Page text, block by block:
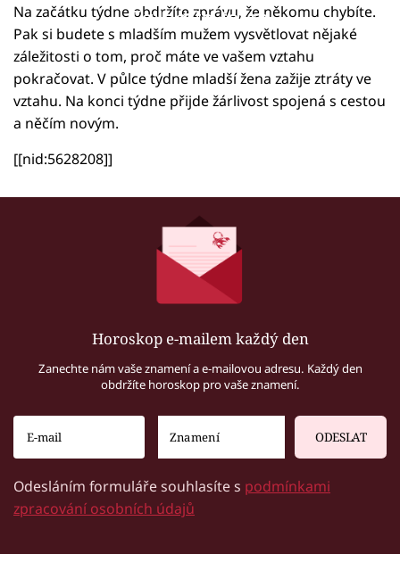
Failed to fetch
Na začátku týdne obdržíte zprávu, že někomu chybíte.
Pak si budete s mladším mužem vysvětlovat nějaké
záležitosti o tom, proč máte ve vašem vztahu
pokračovat. V půlce týdne mladší žena zažije ztráty ve
vztahu. Na konci týdne přijde žárlivost spojená s cestou
a něčím novým.
[[nid:5628208]]
Horoskop e-mailem každý den
Zanechte nám vaše znamení a e-mailovou adresu. Každý den
obdržíte horoskop pro vaše znamení.
ODESLAT
Odesláním formuláře souhlasíte s podmínkami
zpracování osobních údajů